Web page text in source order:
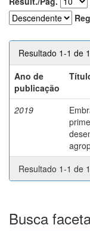
Resultado 1-1 de
Ano de
publicação
2019
Resultado 1-1 de
Busca